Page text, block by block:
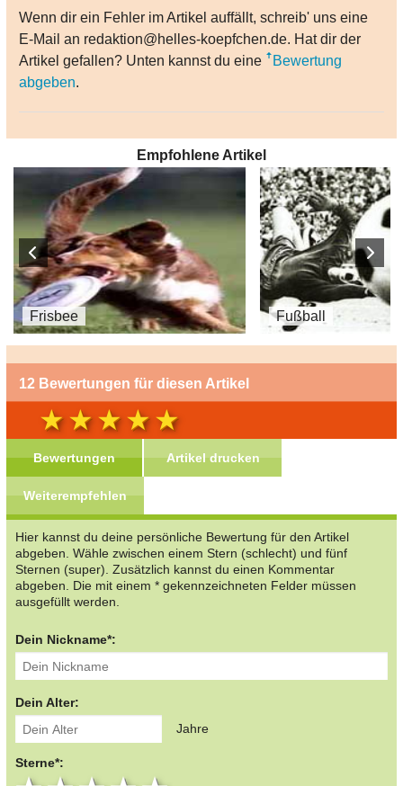
Wenn dir ein Fehler im Artikel auffällt, schreib' uns eine
E-Mail an redaktion@helles-koepfchen.de. Hat dir der
Artikel gefallen? Unten kannst du eine
Bewertung
abgeben.
Empfohlene Artikel
Frisbee Fußball
12 Bewertungen für diesen Artikel
Bewertungen Artikel drucken
Weiterempfehlen
Hier kannst du deine persönliche Bewertung für den Artikel
abgeben. Wähle zwischen einem Stern (schlecht) und fünf
Sternen (super). Zusätzlich kannst du einen Kommentar
abgeben. Die mit einem * gekennzeichneten Felder müssen
ausgefüllt werden.
Dein Nickname*:
Dein Alter:
Jahre
Sterne*: